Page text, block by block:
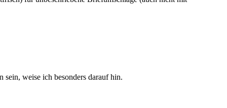
weise ich besonders darauf hin.